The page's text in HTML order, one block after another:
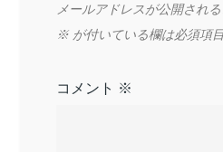
メールアドレスが公開される
※ が付いている欄は必須項
コメント ※